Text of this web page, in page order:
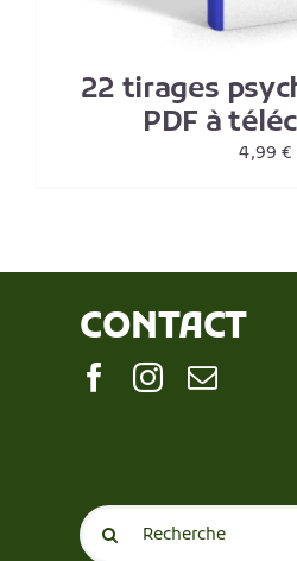
22 tirages
PDF à
4,99€
CONTACT
Search
for: